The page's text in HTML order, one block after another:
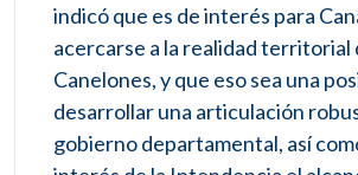
indicó que es de interés para
acercarse a la realidad territorial
Canelones, y que eso sea una
desarrollar una articulación
gobierno departamental, así